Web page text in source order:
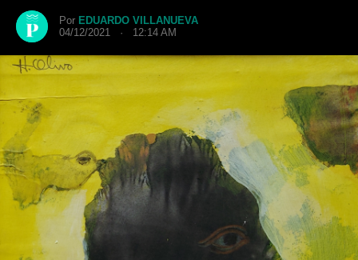
Por EDUARDO VILLANUEVA
04/12/2021 · 12:14 AM